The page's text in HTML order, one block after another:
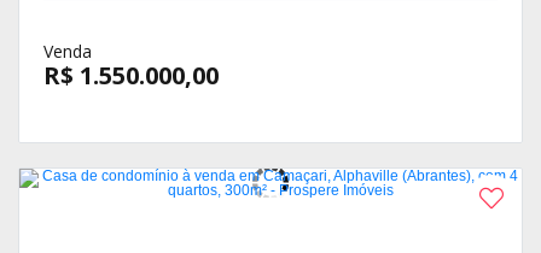
Venda
R$ 1.550.000,00